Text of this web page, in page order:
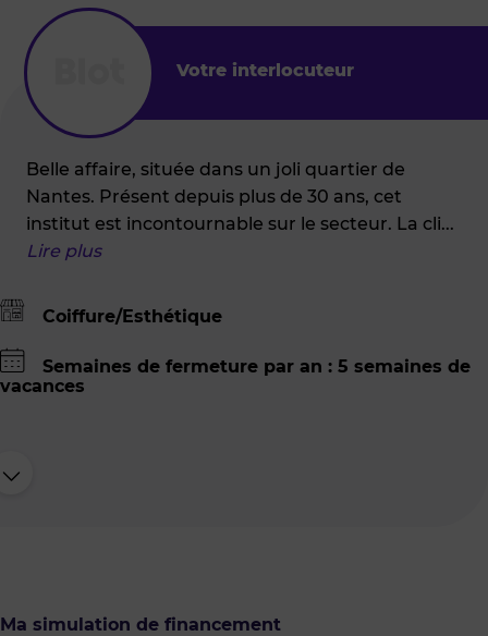
44
Loire-
Atlantique
Votre interlocuteur
Belle affaire, située dans un joli quartier de
Nantes. Présent depuis plus de 30 ans, cet
institut est incontournable sur le secteur. La cli...
Lire plus
Coiffure/Esthétique
Semaines de fermeture par an : 5 semaines de
vacances
Ma simulation de financement